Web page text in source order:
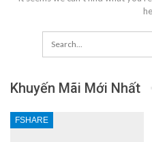
Khuyến Mãi Mới Nhất
FSHARE